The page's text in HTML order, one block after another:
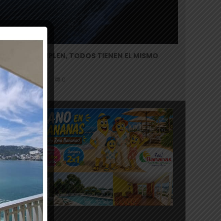
TODOS CUMPLEN, TODOS TIENEN EL MISMO
marzo 31, 2021 0